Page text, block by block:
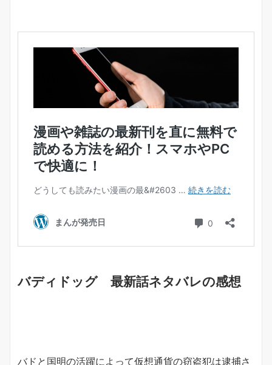
バディドッグ 最新話ネタバレの感想
バドと国明の活躍によって仮想通貨の窃盗犯は逮捕さ